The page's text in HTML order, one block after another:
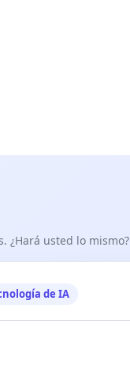
¿Hará usted lo mismo?
de IA